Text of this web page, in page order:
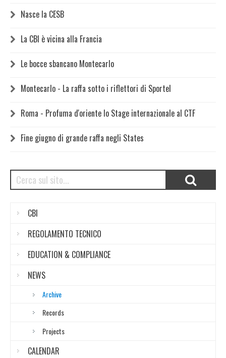
Nasce la CESB
La CBI è vicina alla Francia
Le bocce sbancano Montecarlo
Montecarlo - La raffa sotto i riflettori di Sportel
Roma - Profuma d'oriente lo Stage internazionale al CTF
Fine giugno di grande raffa negli States
CBI
REGOLAMENTO TECNICO
EDUCATION & COMPLIANCE
NEWS
Archive
Records
Projects
CALENDAR